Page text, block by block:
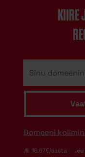
KIIRE
Domeeni
.fi 16.67€/aasta .eu